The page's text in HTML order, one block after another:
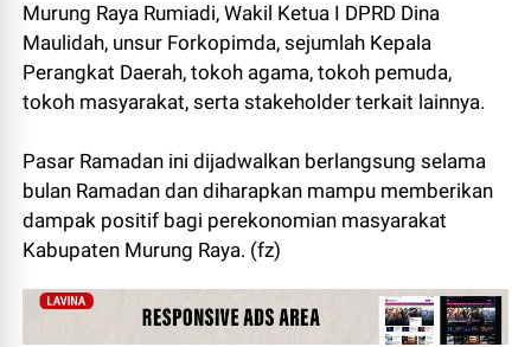
Murung Raya Rumiadi, Wakil Ketua I DPRD Dina
Maulidah, unsur Forkopimda, sejumlah Kepala
Perangkat Daerah, tokoh agama, tokoh pemuda,
tokoh masyarakat, serta stakeholder terkait lainnya.
Pasar Ramadan ini dijadwalkan berlangsung selama
bulan Ramadan dan diharapkan mampu memberikan
dampak positif bagi perekonomian masyarakat
Kabupaten Murung Raya. (fz)